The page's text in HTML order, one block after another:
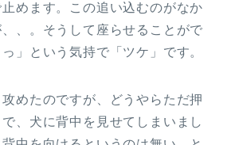
めます。この追い込むのがなか
、。そうして座らせることがで
」という気持で「ツケ」です。
めたのですが、どうやらただ押
、犬に背中を見せてしまいまし